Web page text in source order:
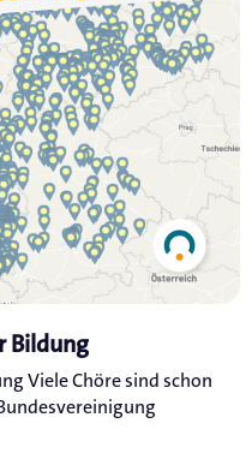
Bildung
Viele Chöre sind schon